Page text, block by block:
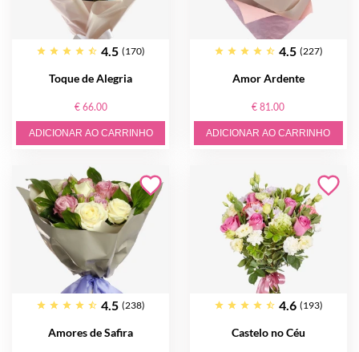
4.5 (170)
Toque de Alegria
€ 66.00
ADICIONAR AO CARRINHO
4.5 (227)
Amor Ardente
€ 81.00
ADICIONAR AO CARRINHO
4.5 (238)
Amores de Safira
4.6 (193)
Castelo no Céu